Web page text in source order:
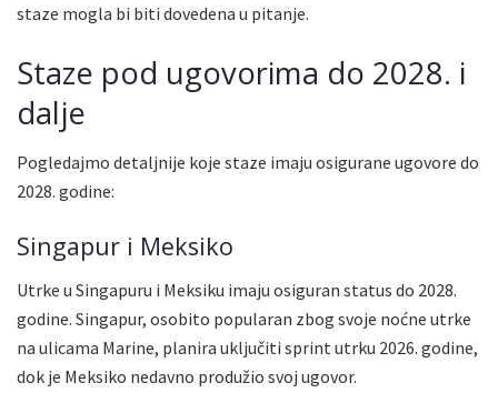
staze mogla bi biti dovedena u pitanje.
Staze pod ugovorima do 2028. i
dalje
Pogledajmo detaljnije koje staze imaju osigurane ugovore do
2028. godine:
Singapur i Meksiko
Utrke u Singapuru i Meksiku imaju osiguran status do 2028.
godine. Singapur, osobito popularan zbog svoje noćne utrke
na ulicama Marine, planira uključiti sprint utrku 2026. godine,
dok je Meksiko nedavno produžio svoj ugovor.